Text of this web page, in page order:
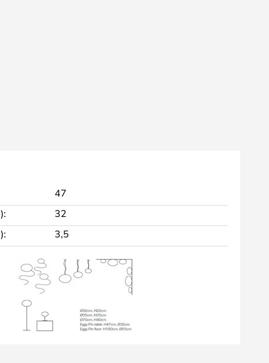
47
32
3,5